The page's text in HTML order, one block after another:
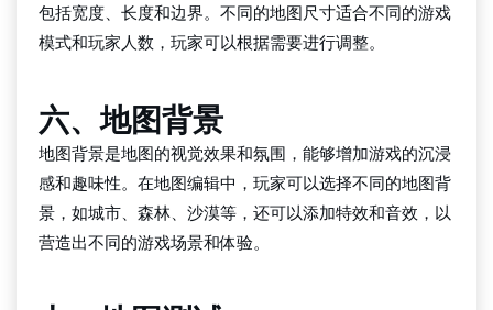
包括宽度、长度和边界。不同的地图尺寸适合不同的游戏
模式和玩家人数，玩家可以根据需要进行调整。
六、地图背景
地图背景是地图的视觉效果和氛围，能够增加游戏的沉浸
感和趣味性。在地图编辑中，玩家可以选择不同的地图背
景，如城市、森林、沙漠等，还可以添加特效和音效，以
营造出不同的游戏场景和体验。